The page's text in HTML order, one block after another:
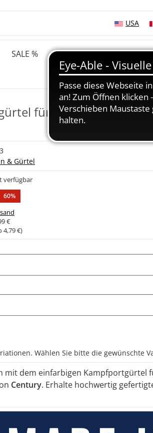
USA
SALE %
für Doppelbindung
& Gürtel
verfügbar
60%
€
4,79 €)
Wählen Sie bitte die gewünschte
mit dem einfarbigen Kampfportgürtel
Century. Erhalte hochwertig